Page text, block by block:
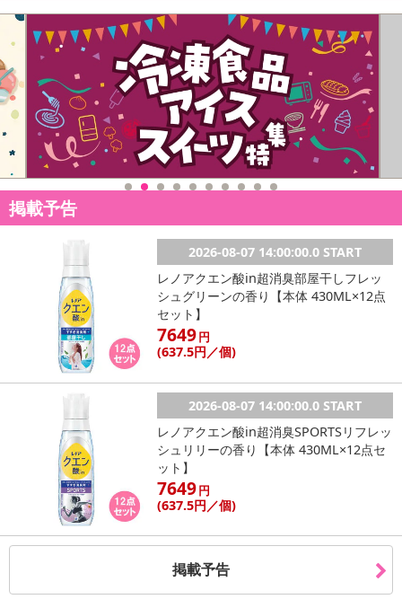
■ その他共通および商品カテゴリー別注意事項（※必ずご確認くだ
さい）
こちらの情報は2026-07-09 14:13:35.0 での情報となります。
掲載予告
2026-08-07 14:00:00.0 START
レノアクエン酸in超消臭部屋干しフレッ
シュグリーンの香り【本体 430ML×12点
セット】
7649円
(637.5円 ／個)
2026-08-07 14:00:00.0 START
レノアクエン酸in超消臭SPORTSリフレッ
シュリリーの香り【本体 430ML×12点セ
ット】
7649円
(637.5円 ／個)
掲載予告